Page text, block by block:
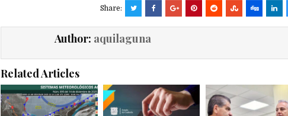
Share:
Author: aquilaguna
Related Articles